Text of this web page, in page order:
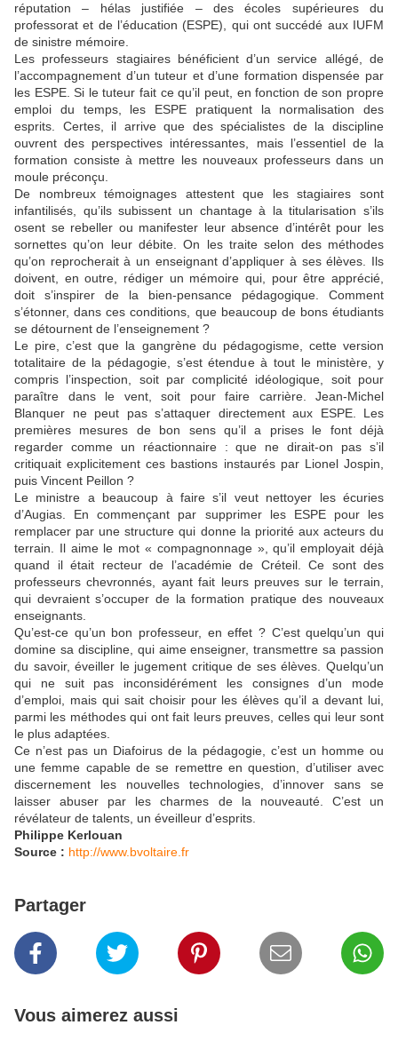
réputation – hélas justifiée – des écoles supérieures du
professorat et de l’éducation (ESPE), qui ont succédé aux IUFM
de sinistre mémoire.
Les professeurs stagiaires bénéficient d’un service allégé, de
l’accompagnement d’un tuteur et d’une formation dispensée par
les ESPE. Si le tuteur fait ce qu’il peut, en fonction de son propre
emploi du temps, les ESPE pratiquent la normalisation des
esprits. Certes, il arrive que des spécialistes de la discipline
ouvrent des perspectives intéressantes, mais l’essentiel de la
formation consiste à mettre les nouveaux professeurs dans un
moule préconçu.
De nombreux témoignages attestent que les stagiaires sont
infantilisés, qu’ils subissent un chantage à la titularisation s’ils
osent se rebeller ou manifester leur absence d’intérêt pour les
sornettes qu’on leur débite. On les traite selon des méthodes
qu’on reprocherait à un enseignant d’appliquer à ses élèves. Ils
doivent, en outre, rédiger un mémoire qui, pour être apprécié,
doit s’inspirer de la bien-pensance pédagogique. Comment
s’étonner, dans ces conditions, que beaucoup de bons étudiants
se détournent de l’enseignement ?
Le pire, c’est que la gangrène du pédagogisme, cette version
totalitaire de la pédagogie, s’est étendue à tout le ministère, y
compris l’inspection, soit par complicité idéologique, soit pour
paraître dans le vent, soit pour faire carrière. Jean-Michel
Blanquer ne peut pas s’attaquer directement aux ESPE. Les
premières mesures de bon sens qu’il a prises le font déjà
regarder comme un réactionnaire : que ne dirait-on pas s’il
critiquait explicitement ces bastions instaurés par Lionel Jospin,
puis Vincent Peillon ?
Le ministre a beaucoup à faire s’il veut nettoyer les écuries
d’Augias. En commençant par supprimer les ESPE pour les
remplacer par une structure qui donne la priorité aux acteurs du
terrain. Il aime le mot « compagnonnage », qu’il employait déjà
quand il était recteur de l’académie de Créteil. Ce sont des
professeurs chevronnés, ayant fait leurs preuves sur le terrain,
qui devraient s’occuper de la formation pratique des nouveaux
enseignants.
Qu’est-ce qu’un bon professeur, en effet ? C’est quelqu’un qui
domine sa discipline, qui aime enseigner, transmettre sa passion
du savoir, éveiller le jugement critique de ses élèves. Quelqu’un
qui ne suit pas inconsidérément les consignes d’un mode
d’emploi, mais qui sait choisir pour les élèves qu’il a devant lui,
parmi les méthodes qui ont fait leurs preuves, celles qui leur sont
le plus adaptées.
Ce n’est pas un Diafoirus de la pédagogie, c’est un homme ou
une femme capable de se remettre en question, d’utiliser avec
discernement les nouvelles technologies, d’innover sans se
laisser abuser par les charmes de la nouveauté. C’est un
révélateur de talents, un éveilleur d’esprits.
Philippe Kerlouan
Source : http://www.bvoltaire.fr
Partager
Vous aimerez aussi